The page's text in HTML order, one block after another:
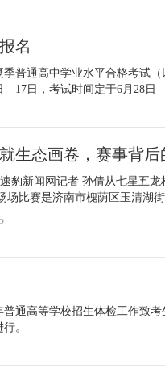
名
普通高中学业水平合格考试（
日，考试时间定于6月28日
生态画卷，赛事背后
豹新闻网记者 孙倩从七星五
场比赛是济南市槐荫区玉清湖
通高等学校招生体检工作致
。